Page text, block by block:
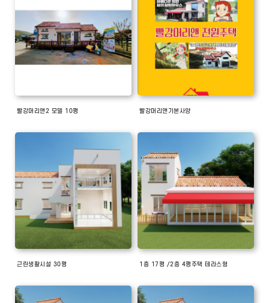
빨강머리앤2 모델 10평 빨강머리앤기본사양
근린생활시설 30평 1층 17평 /2층 4평주택 테라스형